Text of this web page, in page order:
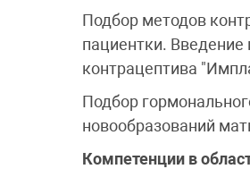
Подбор методов
пациентки.
контрацептива
Подбор
новообразований
Компетенции в